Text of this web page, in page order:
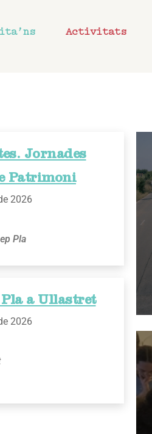
Activitats
Jornades
Patrimoni
2026
Pla
a Ullastret
2026